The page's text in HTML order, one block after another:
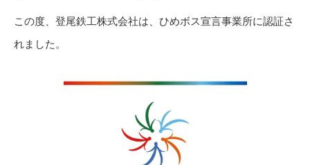
この度、登尾鉄工株式会社は、ひめボス宣言事業所に認証さ
れました。